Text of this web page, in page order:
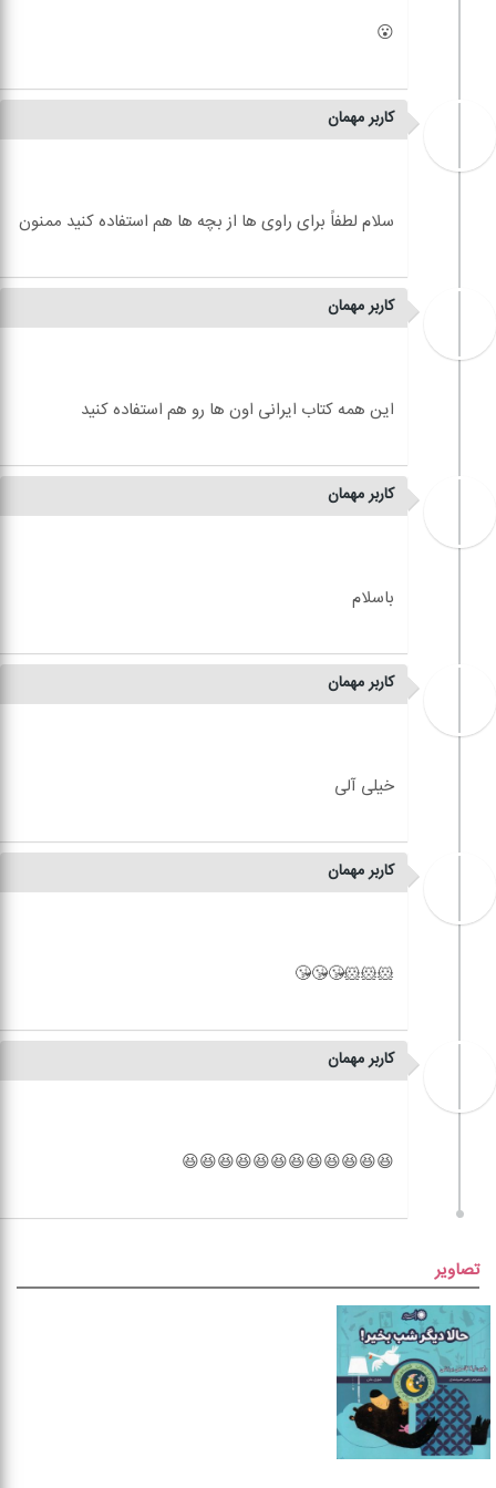
کاربر مهمان
کاربر مهمان
کاربر مهمان
کاربر مهمان
کاربر مهمان
کاربر مهمان
تصاویر